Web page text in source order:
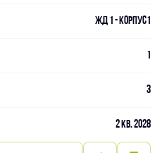
ЖД 1 - Корпус1
1
3
2 кв. 2028